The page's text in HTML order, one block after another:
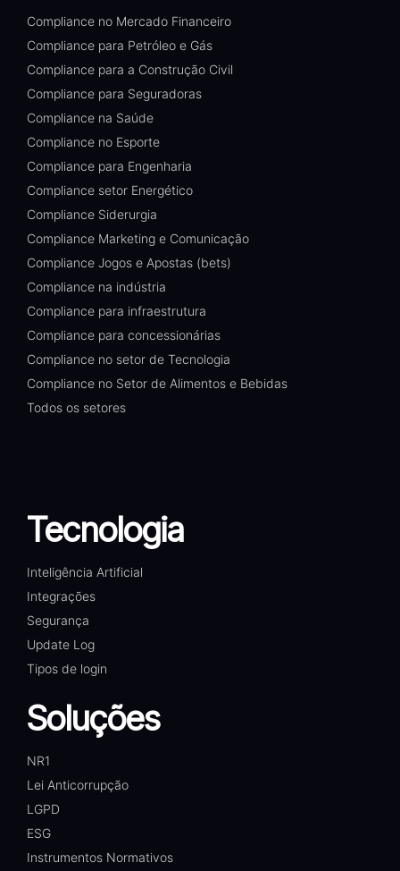
Compliance no Mercado Financeiro
Compliance para Petróleo e Gás
Compliance para a Construção Civil
Compliance para Seguradoras
Compliance na Saúde
Compliance no Esporte
Compliance para Engenharia
Compliance setor Energético
Compliance Siderurgia
Compliance Marketing e Comunicação
Compliance Jogos e Apostas (bets)
Compliance na indústria
Compliance para infraestrutura
Compliance para concessionárias
Compliance no setor de Tecnologia
Compliance no Setor de Alimentos e Bebidas
Todos os setores
Tecnologia
Inteligência Artificial
Integrações
Segurança
Update Log
Tipos de login
Soluções
NR1
Lei Anticorrupção
LGPD
ESG
Instrumentos Normativos